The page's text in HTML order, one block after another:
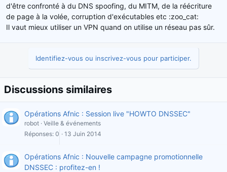
d'être confronté à du DNS spoofing, du MITM, de la réécriture
de page à la volée, corruption d'exécutables etc :zoo_cat:
Il vaut mieux utiliser un VPN quand on utilise un réseau pas sûr.
Identifiez-vous ou inscrivez-vous pour participer.
Discussions similaires
Opérations Afnic : Session live "HOWTO DNSSEC"
robot Veille & événements
Réponses 0 13 Juin 2014
Opérations Afnic : Nouvelle campagne promotionnelle
DNSSEC : profitez-en !